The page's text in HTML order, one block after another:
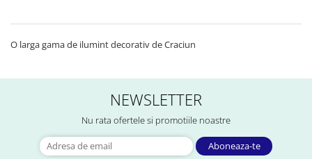
O larga gama de ilumint decorativ de Craciun
NEWSLETTER
Nu rata ofertele si promotiile noastre